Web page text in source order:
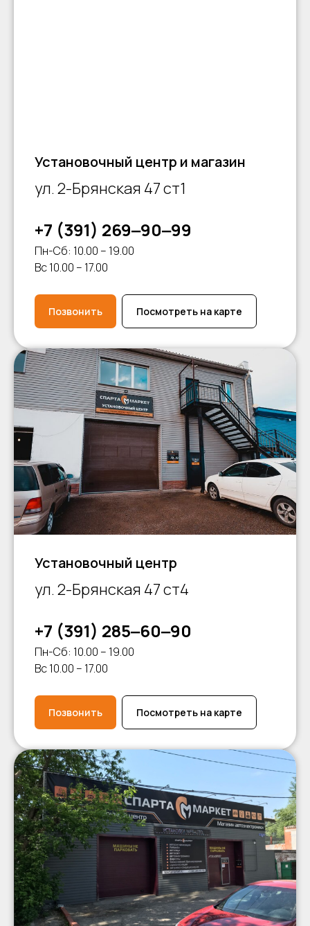
Установочный центр и магазин
ул. 2-Брянская 47 ст1
+7 (391) 269‒90‒99
Пн-Сб: 10.00 – 19.00
Вс 10.00 – 17.00
Позвонить Посмотреть на карте
Установочный центр
ул. 2-Брянская 47 ст4
+7 (391) 285‒60‒90
Пн-Сб: 10.00 – 19.00
Вс 10.00 – 17.00
Позвонить Посмотреть на карте